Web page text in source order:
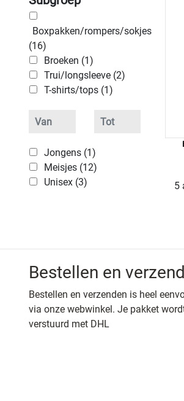
Boxpakken/rompers/sokjes
(16)
Broeken (1)
Trui/longsleeve (2)
T-shirts/tops (1)
Jongens (1)
Meisjes (12)
Unisex (3)
5
Bestellen en
Bestellen en verzenden is heel
via onze webwinkel. Je pakket
verstuurd met DHL